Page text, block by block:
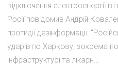
відключення електроенергії в
Росії повідомив Андрій
протидії дезінформації.
ударів по Харкову, зокрема по
інфраструктурі та лікарн...